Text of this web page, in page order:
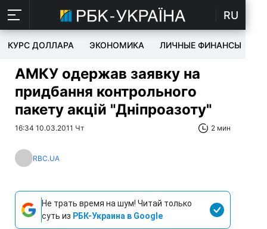
RU
КУРС ДОЛЛАРА ЭКОНОМИКА ЛИЧНЫЕ ФИНАНСЫ
АМКУ одержав заявку на
придбання контрольного
пакету акцій "Дніпроазоту"
16:34 10.03.2011 Чт 2 мин
RBC.UA
Не трать время на шум! Читай только
суть из РБК-Украина в Google